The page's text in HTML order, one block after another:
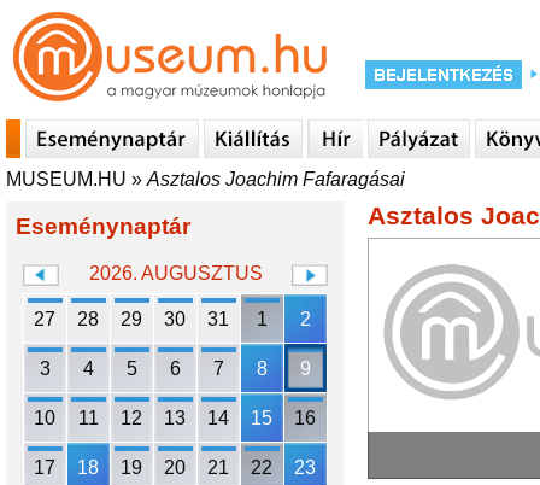
MUSEUM.HU » Asztalos Joachim Fafaragásai
Eseménynaptár
2026. AUGUSZTUS
27 28 29 30 31 1 2
3 4 5 6 7 8 9
10 11 12 13 14 15 16
17 18 19 20 21 22 23
Asztalos